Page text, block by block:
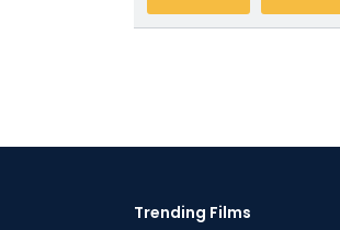
Trending Films